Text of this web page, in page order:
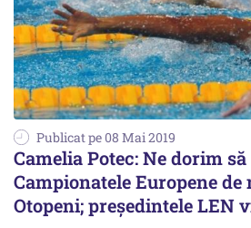
Publicat pe 08 Mai 2019
Camelia Potec: Ne dorim
Campionatele Europene de
Otopeni; preşedintele LEN